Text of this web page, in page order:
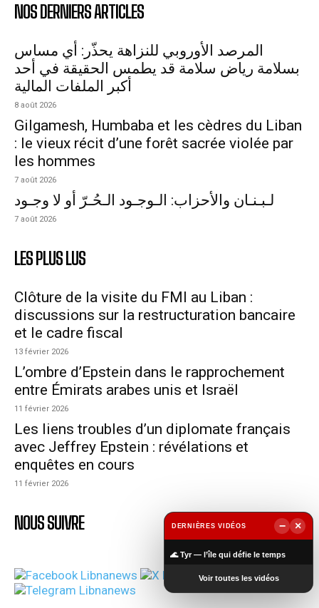
NOS DERNIERS ARTICLES
المرصد الأوروبي للنزاهة يحذّر: أي مساس
بسلامة رياض سلامة قد يطمس الحقيقة في أحد
أكبر الملفات المالية
8 août 2026
Gilgamesh, Humbaba et les cèdres du Liban
: le vieux récit d’une forêt sacrée violée par
les hommes
7 août 2026
لـبـنـان والأحزاب: الـوجـود الـحُـرّ أو لا وجـود
7 août 2026
LES PLUS LUS
Clôture de la visite du FMI au Liban :
discussions sur la restructuration bancaire
et le cadre fiscal
13 février 2026
L’ombre d’Epstein dans le rapprochement
entre Émirats arabes unis et Israël
11 février 2026
Les liens troubles d’un diplomate français
avec Jeffrey Epstein : révélations et
enquêtes en cours
11 février 2026
NOUS SUIVRE DERNIÈRES VIDÉOS −
×
🌊 Tyr — l’île qui défie le temps
Voir toutes les vidéos